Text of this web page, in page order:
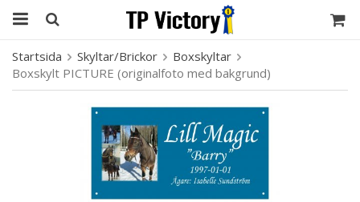
Startsida Skyltar/Brickor
Boxskyltar
Boxskylt PICTURE (originalfoto med bakgrund)